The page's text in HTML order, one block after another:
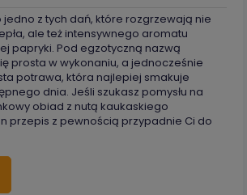
jedno z tych dań, które rozgrzewają nie
ale też intensywnego aromatu
papryki. Pod egzotyczną nazwą
prosta w wykonaniu, a jednocześnie
potrawa, która najlepiej smakuje
dnia. Jeśli szukasz pomysłu na
obiad z nutą kaukaskiego
przepis z pewnością przypadnie Ci do